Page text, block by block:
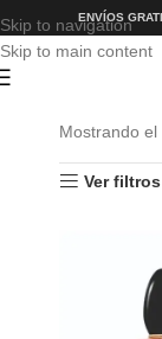
Skip to navigation
Skip to main content
ENVÍOS
Mostrando
Ver filtros